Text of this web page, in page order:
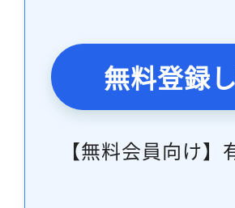
無料登録
【無料会員向け